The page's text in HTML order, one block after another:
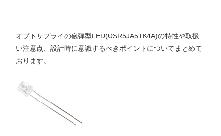
オプトサプライの砲弾型LED(OSR5JA5TK4A)の特性や取扱
い注意点、設計時に意識するべきポイントについてまとめて
おります。